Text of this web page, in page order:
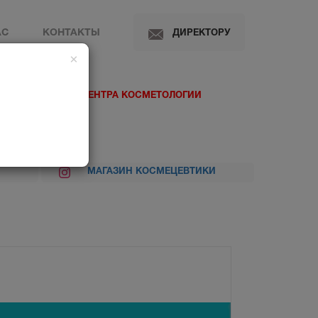
КОНТАКТЫ ДИРЕКТОРУ
ЦЕНТРА КОСМЕТОЛОГИИ
МАГАЗИН КОСМЕЦЕВТИКИ
×